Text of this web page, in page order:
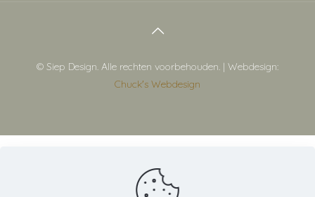
© Siep Design. Alle rechten voorbehouden. | Webdesign:
Chuck's Webdesign